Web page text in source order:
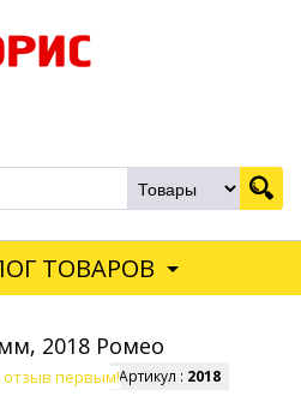
ТОВАРОВ
2018 Ромео
первым!Артикул : 2018